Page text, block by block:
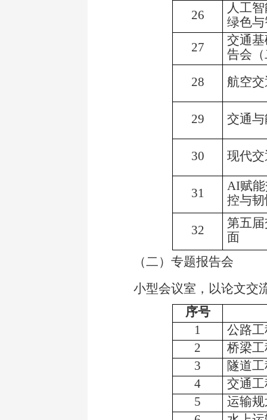
26
人工
绿色
27
交通
告会
28
航空
29 交通
30 现代
31 AI赋
控与
32
第五
面
（二）专题报告会
小型会议室，以论文交
序号
1
公路
2
桥梁
3
隧道
4
交通
5
运输